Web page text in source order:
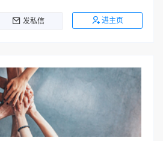
发私信 进主页